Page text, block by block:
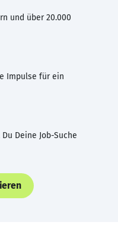
und über 20.000
Impulse für ein
Deine Job-Suche